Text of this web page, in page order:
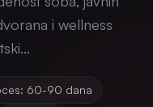
i wellness
60-90 dana